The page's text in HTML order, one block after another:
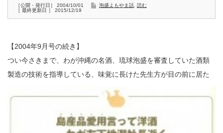
［公開・発行日］ 2004/10/01
［ 最終更新日 ］ 2015/12/19
泡盛よもやま話 読む
【2004年9月号の続き】
つい今さきまで、わが沖縄の名酒、琉球泡盛を審査していた酒類
製造の技術を指導している、 味覚に長けた先生方が目の前に居た